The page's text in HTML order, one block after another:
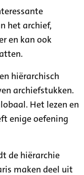
het archief,
en kan ook
hiërarchisch
archiefstukken.
Het lezen en
enige oefening
de hiërarchie
maken deel uit